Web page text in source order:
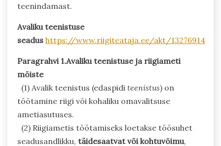
teenindamast.
Avaliku teenistuse
seadus https://www.riigiteataja.ee/akt/13276914
Paragrahvi 1.Avaliku teenistuse ja riigiameti
mõiste
(1) Avalik teenistus (edaspidi teenistus) on
töötamine riigi või kohaliku omavalitsuse
ametiasutuses.
(2) Riigiametis töötamiseks loetakse töösuhet
seadusandlikku, täidesaatvat või kohtuvõimu,